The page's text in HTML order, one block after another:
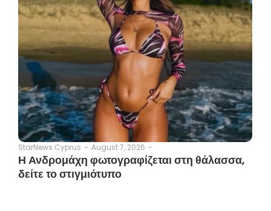
StarNews Cyprus - August 7, 2026 -
Η Ανδρομάχη φωτογραφίζεται στη θάλασσα,
δείτε το στιγμιότυπο